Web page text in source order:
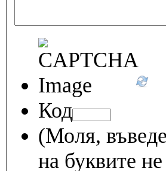
Код
(Моля,
на буквите